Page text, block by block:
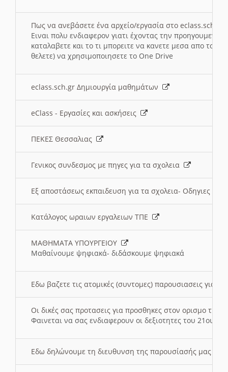
Πως να ανεβάσετε ένα αρχείο/εργασία στο eclass.sch.gr
Ειναι πολυ ενδιαφερον γιατι έχοντας την
καταλαβετε και το τι μπορειτε να κανετε μεσα απο το
θελετε) να χρησιμοποιησετε το One Drive
eclass.sch.gr Δημιουργία μαθημάτων
eClass - Εργασίες και ασκήσεις
ΠΕΚΕΣ Θεσσαλιας
Γενικος συνδεσμος με πηγες για τα σχολεια
Εξ αποστάσεως εκπαιδευση για τα σχολεια- Οδηγιες
Κατάλογος ωραιων εργαλειων ΤΠΕ
ΜΑΘΗΜΑΤΑ ΥΠΟΥΡΓΕΙΟΥ
Μαθαίνουμε ψηφιακά- διδάσκουμε ψηφιακά
Εδω βαζετε τις ατομικές (συντομες) παρουσιασεις για
Οι δικές σας προτασεις για προσθηκες στον ορισμο
Φαινεται να σας ενδιαφερουν οι δεξιοτητες του 21ου
Εδω δηλώνουμε τη διευθυνση της παρουσίασής μας